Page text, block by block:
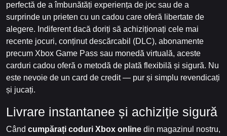
perfectă de a îmbunătăți experiența de joc sau de a
surprinde un prieten cu un cadou care oferă libertate de
alegere. Indiferent dacă doriți să achiziționați cele mai
recente jocuri, conținut descărcabil (DLC), abonamente
precum Xbox Game Pass sau monedă virtuală, aceste
carduri cadou oferă o metodă de plată flexibilă și sigură. Nu
este nevoie de un card de credit — pur și simplu revendicați
și jucați.
Livrare instantanee și achiziție sigură
Când cumpărați coduri Xbox online din magazinul nostru,